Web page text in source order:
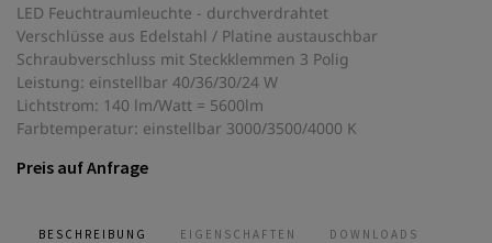
LED Feuchtraumleuchte - durchverdrahtet
Verschlüsse aus Edelstahl / Platine austauschbar
Schraubverschluss mit Steckklemmen 3 Polig
Leistung: einstellbar 40/36/30/24 W
Lichtstrom: 140 lm/Watt = 5600lm
Farbtemperatur: einstellbar 3000/3500/4000 K
Preis auf Anfrage
BESCHREIBUNG EIGENSCHAFTEN DOWNLOADS